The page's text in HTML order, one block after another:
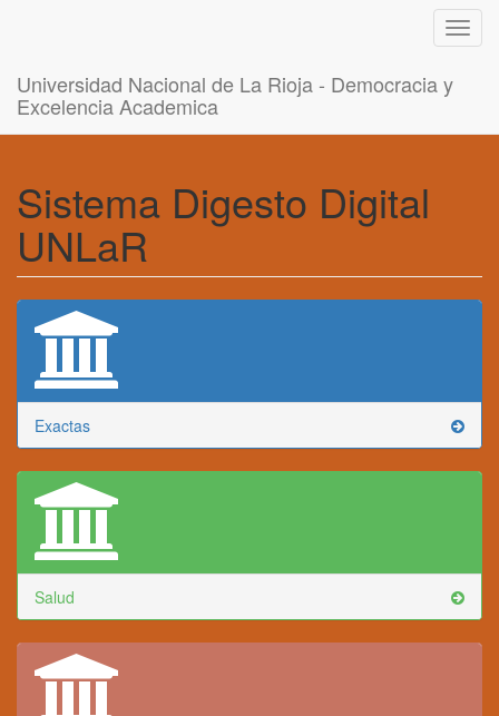
Universidad Nacional de La Rioja - Democracia y
Excelencia Academica
Sistema Digesto Digital
UNLaR
Exactas
Salud